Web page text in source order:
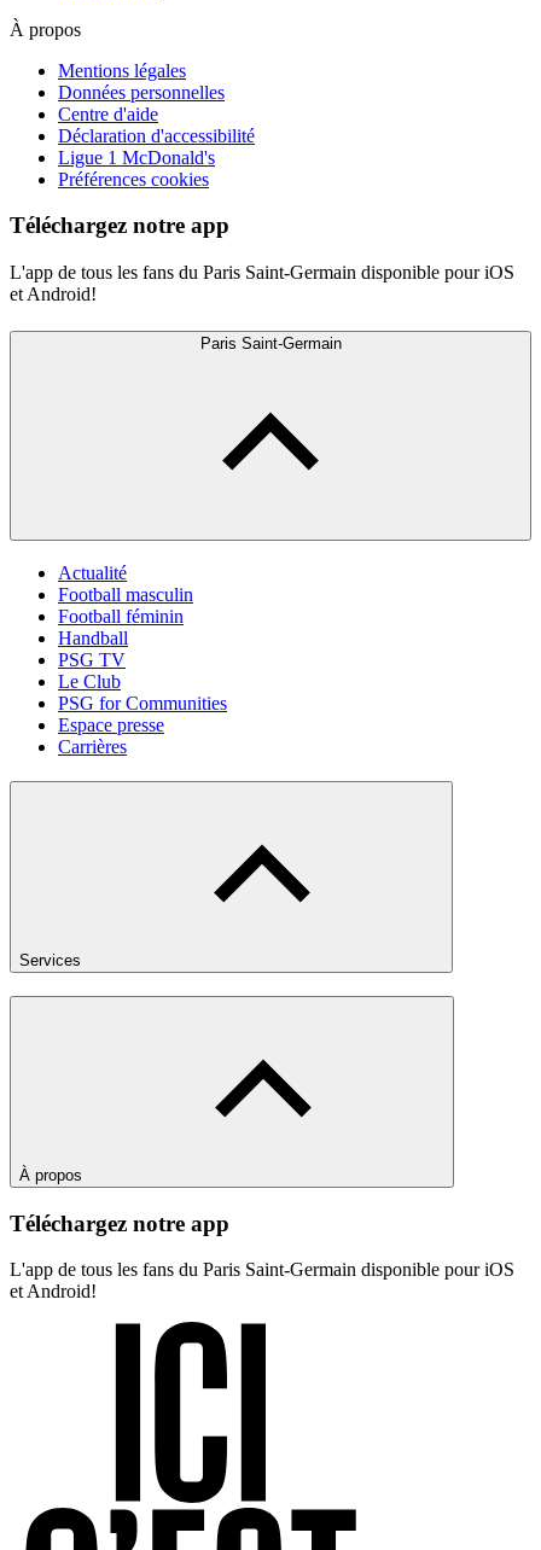
À propos
Mentions légales
Données personnelles
Centre d'aide
Déclaration d'accessibilité
Ligue 1 McDonald's
Préférences cookies
Téléchargez notre app
L'app de tous les fans du Paris Saint-Germain disponible pour iOS
et Android!
Paris Saint-Germain
Actualité
Football masculin
Football féminin
Handball
PSG TV
Le Club
PSG for Communities
Espace presse
Carrières
Services
À propos
Téléchargez notre app
L'app de tous les fans du Paris Saint-Germain disponible pour iOS
et Android!